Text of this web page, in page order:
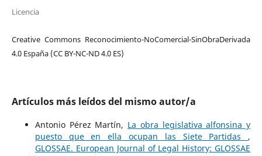
Licencia
Creative Commons Reconocimiento-NoComercial-SinObraDerivada
4.0 España (CC BY-NC-ND 4.0 ES)
Artículos más leídos del mismo autor/a
Antonio Pérez Martín, La obra legislativa alfonsina y
puesto que en ella ocupan las Siete Partidas ,
GLOSSAE. European Journal of Legal History: GLOSSAE